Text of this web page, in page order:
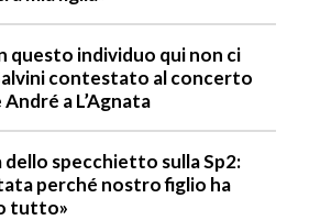
questo individuo qui non ci
contestato al concerto
a L’Agnata
specchietto sulla Sp2:
perché nostro figlio ha
tutto»